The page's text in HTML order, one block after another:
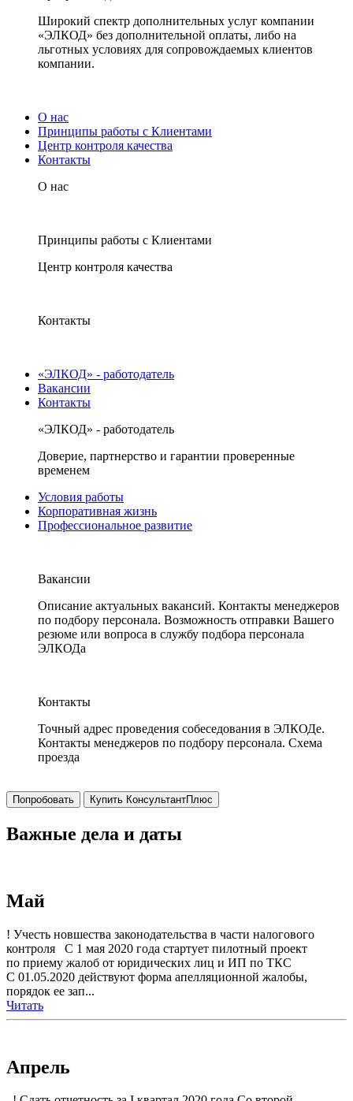
Широкий спектр дополнительных услуг компании
«ЭЛКОД» без дополнительной оплаты, либо на
льготных условиях для сопровождаемых клиентов
компании.
О нас
Принципы работы с Клиентами
Центр контроля качества
Контакты
О нас
Принципы работы с Клиентами
Центр контроля качества
Контакты
«ЭЛКОД» - работодатель
Вакансии
Контакты
«ЭЛКОД» - работодатель
Доверие, партнерство и гарантии проверенные
временем
Условия работы
Корпоративная жизнь
Профессиональное развитие
Вакансии
Описание актуальных вакансий. Контакты менеджеров
по подбору персонала. Возможность отправки Вашего
резюме или вопроса в службу подбора персонала
ЭЛКОДа
Контакты
Точный адрес проведения собеседования в ЭЛКОДе.
Контакты менеджеров по подбору персонала. Схема
проезда
Попробовать Купить КонсультантПлюс
Важные дела и даты
Май
! Учесть новшества законодательства в части налогового
контроля С 1 мая 2020 года стартует пилотный проект
по приему жалоб от юридических лиц и ИП по ТКС
С 01.05.2020 действуют форма апелляционной жалобы,
порядок ее зап...
Читать
Апрель